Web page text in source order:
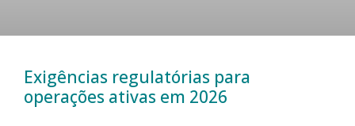
Exigências regulatórias para
operações ativas em 2026